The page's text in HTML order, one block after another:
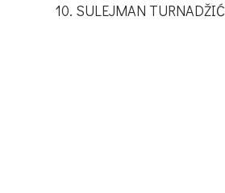
SULEJMAN TURNADŽIĆ